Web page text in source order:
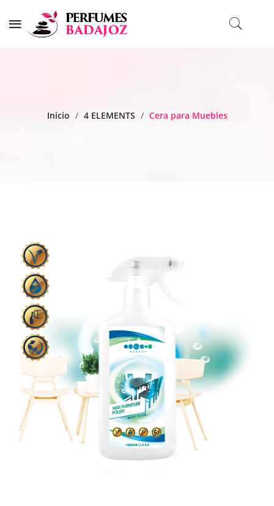
Inicio / 4 ELEMENTS / Cera para Muebles